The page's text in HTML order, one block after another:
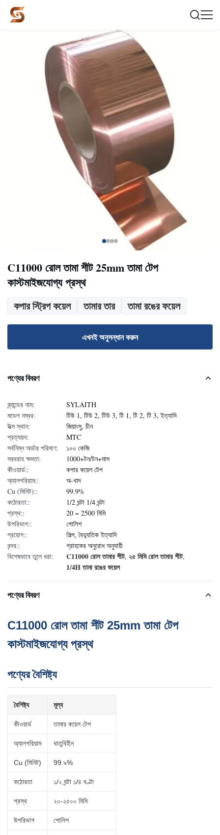
C11000 রোল তামা শীট 25mm তামা টেপ
কাস্টমাইজযোগ্য প্রস্থ
কপার স্ট্রিপ কয়েল তামার তার তামা রঙের ফয়েল
এখনই অনুসন্ধান করুন
পণ্যের বিবরণ
ব্র্যান্ডের নাম:
SYLAITH
মডেল নম্বর:
টিউ 1, টিউ 2, টিউ 3, টি 1, টি 2, টি 3, ইত্যাদি
উত্স স্থান:
জিয়াংসু, চীন
প্রত্যয়ন:
MTC
সর্বনিম্ন অর্ডার পরিমাণ:
১০০ কেজি
সরবরাহ ক্ষমতা:
1000+টন/টন+মাস
কীওয়ার্ড::
কপার কয়েল টেপ
অ্যালগরিয়াম::
অ-খাদ
Cu (মিনিট)::
99.9%
কঠোরতা::
1/2 ঘন্টা 1/4 ঘন্টা
প্রস্থ::
20 ~ 2500 মিমি
উপরিভাগ::
পোলিশ
প্রয়োগ::
শিল্প, বৈদ্যুতিক ইত্যাদি
বন্দর::
গ্রাহকের অনুরোধ অনুযায়ী
বিশেষভাবে তুলে ধরা:
C11000 রোল তামার শীট, ২৫ মিমি রোল তামার শীট,
1/4H তামা রঙের ফয়েল
পণ্যের বিবরণ
C11000 রোল তামা শীট 25mm তামা টেপ
কাস্টমাইজযোগ্য প্রস্থ
পণ্যের বৈশিষ্ট্য
বৈশিষ্ট্য মূল্য
কীওয়ার্ড তামার কয়েল টেপ
অ্যালগরিয়াম ধাতুবিহীন
Cu (মিনিট) 99.৯%
কঠোরতা ১/২ ঘন্টা ১/৪ ঘণ্টা
প্রস্থ ২০-২৫০০ মিমি
উপরিভাগ পোলিশ